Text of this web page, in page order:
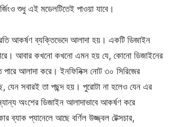
শুধু এই মডেলটিতেই পাওয়া যাবে।
আকর্ষণ ব্যক্তিভেদে আলাদা হয়। একটি ডিজাইন
আবার কখনো কখনো এমন হয় যে, কোনো ডিজাইনের
আলাদা করে। ইনফিনিক্স নোট ৩০ সিরিজের
যেন সবারই তা পছন্দ হয়। পুরোটা না হলেও যেন এর
অংশের ডিজাইন আলাদাভাবে আকর্ষণ করে
ব্যাক প্যানেলে আছে বর্ণিল উজ্জ্বল টেক্সচার,